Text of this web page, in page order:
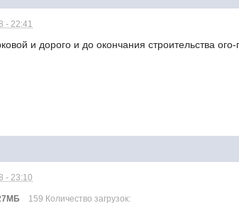
- 22:41
и дорого и до окончания строительства ого-
- 23:10
159 Количество загрузок: